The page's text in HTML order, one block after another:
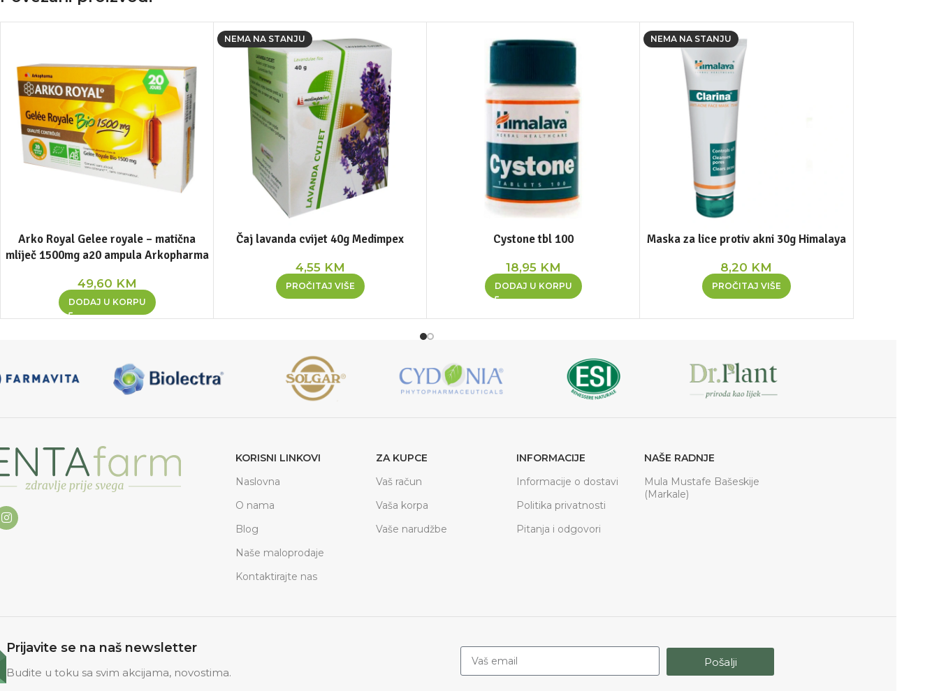
Arko Royal Gelee royale – matična
mliječ 1500mg a20 ampula Arkopharma
49,60 KM
DODAJ U KORPU
NEMA NA STANJU
Čaj lavanda cvijet 40g Medimpex
4,55 KM
PROČITAJ VIŠE
Cystone tbl 100
18,95 KM
DODAJ U KORPU
NEMA NA STANJU
Maska za lice protiv akni 30g Himalaya
8,20 KM
PROČITAJ VIŠE
KORISNI LINKOVI
Naslovna
O nama
Blog
Naše maloprodaje
Kontaktirajte nas
ZA KUPCE
Vaš račun
Vaša korpa
Vaše narudžbe
INFORMACIJE
Informacije o dostavi
Politika privatnosti
Pitanja i odgovori
NAŠE RADNJE
Mula Mustafe Bašeskije
(Markale)
Prijavite se na naš newsletter
Budite u toku sa svim akcijama, novostima.
Pošalji